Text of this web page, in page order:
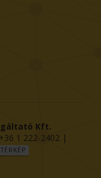
Kft.
+36 1 222-2402 |
TÉRKÉP